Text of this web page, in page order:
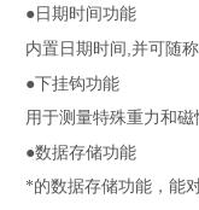
● 日期时间功能
内置日期时间 并可随
●下挂钩功能
用于测量特殊重力和磁
●数据存储功能
*的数据存储功能，能